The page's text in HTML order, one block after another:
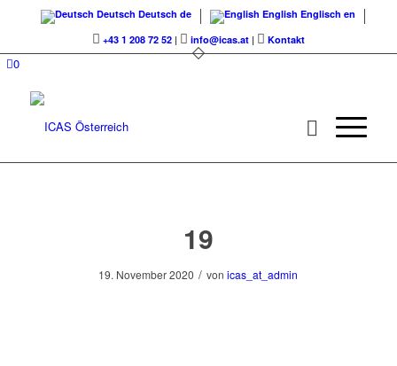
Deutsch Deutsch de English Englisch en
+43 1 208 72 52| info@icas.at| Kontakt
0
19
19. November 2020 / vonicas_at_admin